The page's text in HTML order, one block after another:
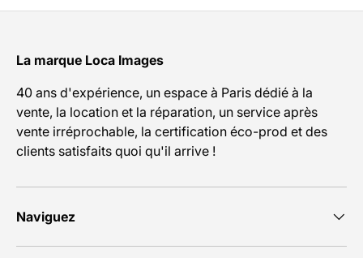
La marque Loca Images
40 ans d'expérience, un espace à Paris dédié à la
vente, la location et la réparation, un service après
vente irréprochable, la certification éco-prod et des
clients satisfaits quoi qu'il arrive !
Naviguez